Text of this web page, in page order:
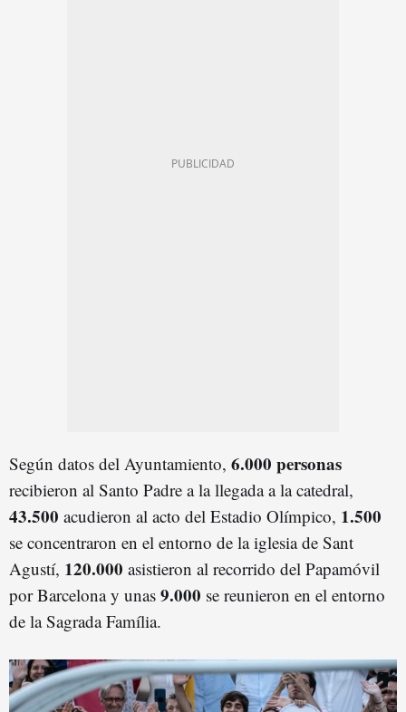
Según datos del Ayuntamiento, 6.000 personas
recibieron al Santo Padre a la llegada a la catedral,
43.500 acudieron al acto del Estadio Olímpico, 1.500
se concentraron en el entorno de la iglesia de Sant
Agustí, 120.000 asistieron al recorrido del Papamóvil
por Barcelona y unas 9.000 se reunieron en el entorno
de la Sagrada Família.